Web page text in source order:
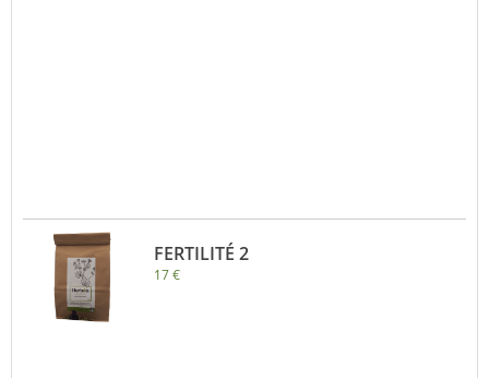
FERTILITÉ 2
17 €